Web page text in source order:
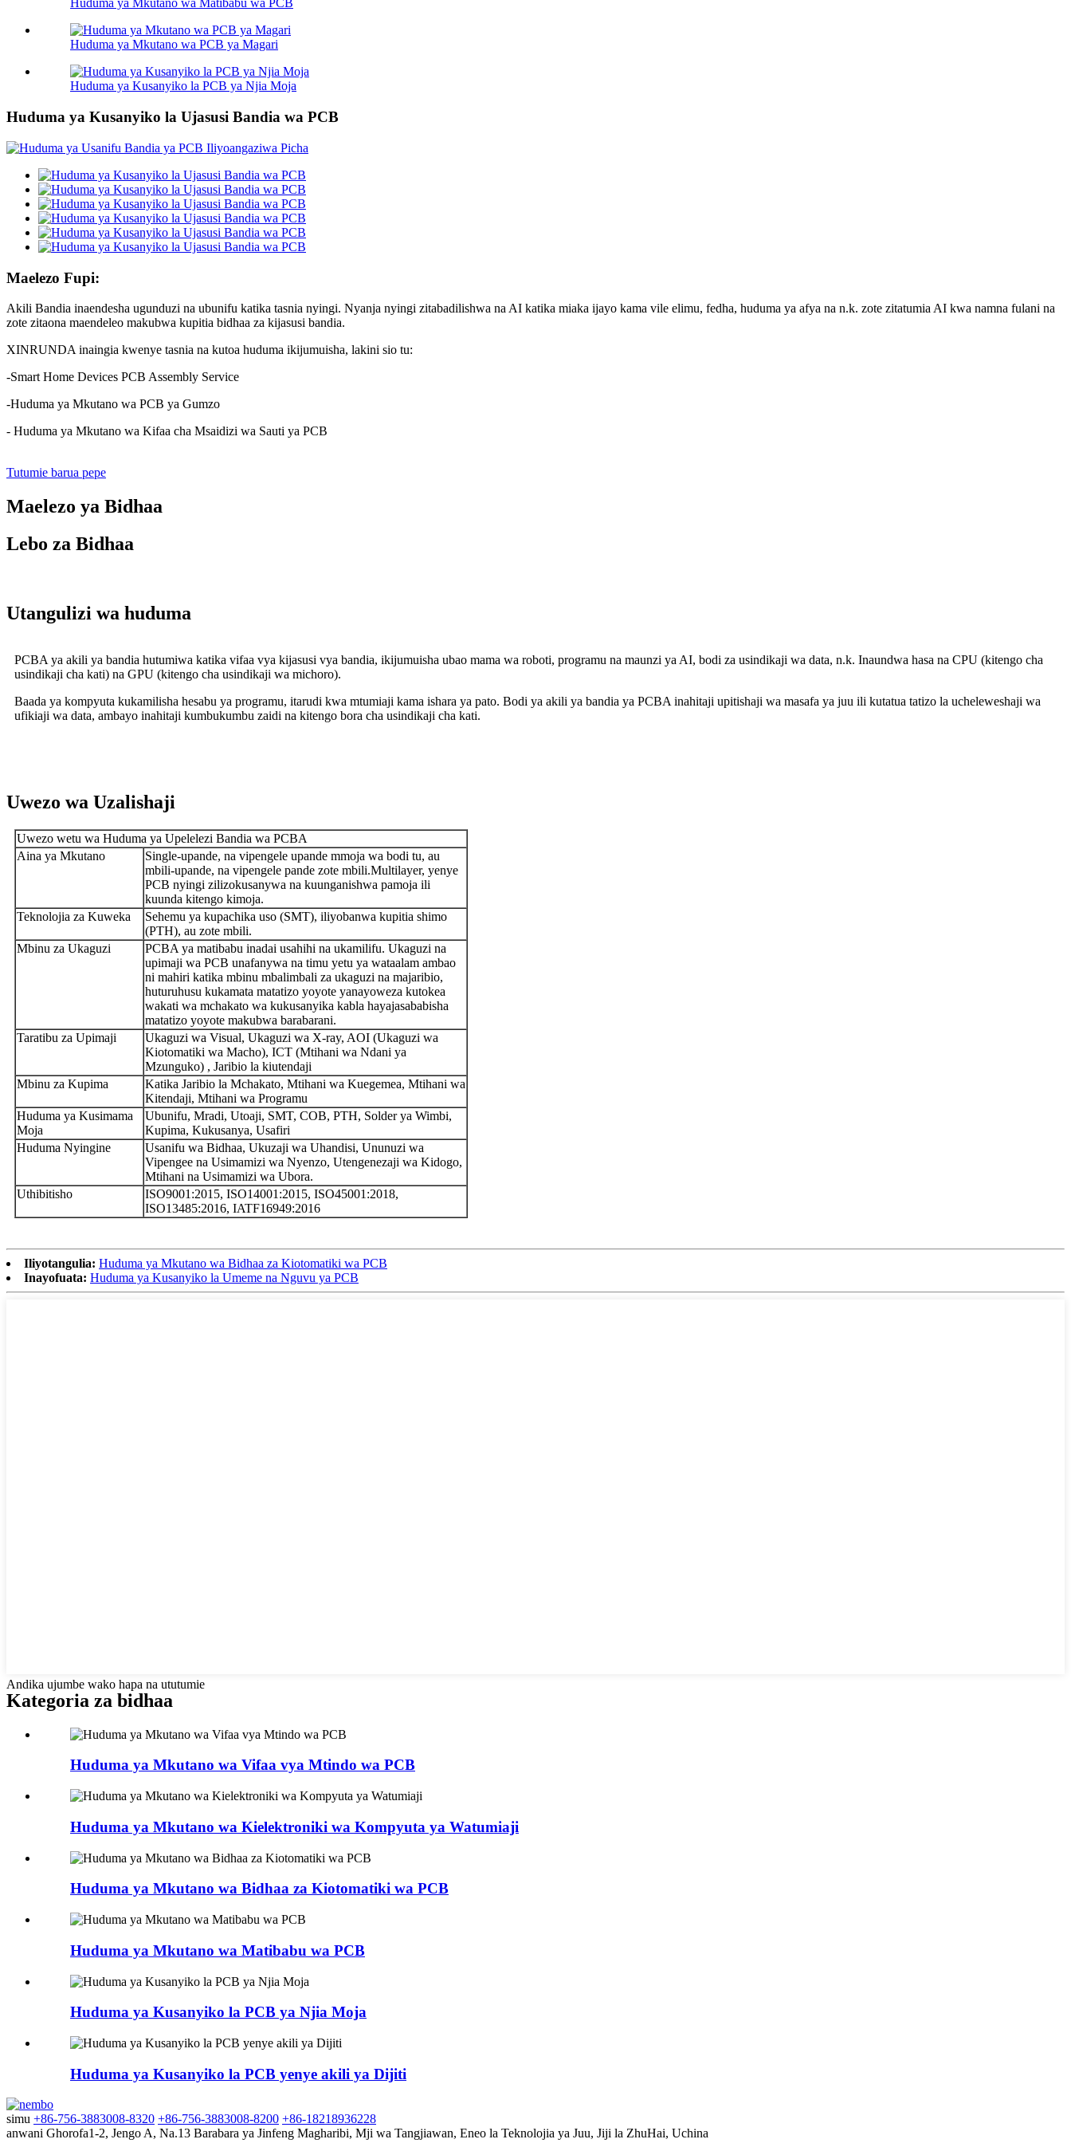
Huduma ya Mkutano wa Matibabu wa PCB
Huduma ya Mkutano wa PCB ya Magari
Huduma ya Kusanyiko la PCB ya Njia Moja
Huduma ya Kusanyiko la Ujasusi Bandia wa PCB
Maelezo Fupi:
Akili Bandia inaendesha ugunduzi na ubunifu katika tasnia nyingi. Nyanja nyingi zitabadilishwa na AI katika miaka ijayo kama vile elimu, fedha, huduma ya afya na n.k. zote zitatumia AI kwa namna fulani na
zote zitaona maendeleo makubwa kupitia bidhaa za kijasusi bandia.
XINRUNDA inaingia kwenye tasnia na kutoa huduma ikijumuisha, lakini sio tu:
-Smart Home Devices PCB Assembly Service
-Huduma ya Mkutano wa PCB ya Gumzo
- Huduma ya Mkutano wa Kifaa cha Msaidizi wa Sauti ya PCB
Tutumie barua pepe
Maelezo ya Bidhaa
Lebo za Bidhaa
Utangulizi wa huduma
PCBA ya akili ya bandia hutumiwa katika vifaa vya kijasusi vya bandia, ikijumuisha ubao mama wa roboti, programu na maunzi ya AI, bodi za usindikaji wa data, n.k. Inaundwa hasa na CPU (kitengo cha
usindikaji cha kati) na GPU (kitengo cha usindikaji wa michoro).
Baada ya kompyuta kukamilisha hesabu ya programu, itarudi kwa mtumiaji kama ishara ya pato. Bodi ya akili ya bandia ya PCBA inahitaji upitishaji wa masafa ya juu ili kutatua tatizo la ucheleweshaji wa
ufikiaji wa data, ambayo inahitaji kumbukumbu zaidi na kitengo bora cha usindikaji cha kati.
Uwezo wa Uzalishaji
Uwezo wetu wa Huduma ya Upelelezi Bandia wa PCBA
Aina ya Mkutano
Single-upande, na vipengele upande mmoja wa bodi tu, au
mbili-upande, na vipengele pande zote mbili.Multilayer, yenye
PCB nyingi zilizokusanywa na kuunganishwa pamoja ili
kuunda kitengo kimoja.
Teknolojia za Kuweka
Sehemu ya kupachika uso (SMT), iliyobanwa kupitia shimo
(PTH), au zote mbili.
Mbinu za Ukaguzi
PCBA ya matibabu inadai usahihi na ukamilifu. Ukaguzi na
upimaji wa PCB unafanywa na timu yetu ya wataalam ambao
ni mahiri katika mbinu mbalimbali za ukaguzi na majaribio,
huturuhusu kukamata matatizo yoyote yanayoweza kutokea
wakati wa mchakato wa kukusanyika kabla hayajasababisha
matatizo yoyote makubwa barabarani.
Taratibu za Upimaji
Ukaguzi wa Visual, Ukaguzi wa X-ray, AOI (Ukaguzi wa
Kiotomatiki wa Macho), ICT (Mtihani wa Ndani ya
Mzunguko) , Jaribio la kiutendaji
Mbinu za Kupima
Katika Jaribio la Mchakato, Mtihani wa Kuegemea, Mtihani wa
Kitendaji, Mtihani wa Programu
Huduma ya Kusimama
Moja
Ubunifu, Mradi, Utoaji, SMT, COB, PTH, Solder ya Wimbi,
Kupima, Kukusanya, Usafiri
Huduma Nyingine
Usanifu wa Bidhaa, Ukuzaji wa Uhandisi, Ununuzi wa
Vipengee na Usimamizi wa Nyenzo, Utengenezaji wa Kidogo,
Mtihani na Usimamizi wa Ubora.
Uthibitisho
ISO9001:2015, ISO14001:2015, ISO45001:2018,
ISO13485:2016, IATF16949:2016
Iliyotangulia: Huduma ya Mkutano wa Bidhaa za Kiotomatiki wa PCB
Inayofuata: Huduma ya Kusanyiko la Umeme na Nguvu ya PCB
Andika ujumbe wako hapa na ututumie
Kategoria za bidhaa
Huduma ya Mkutano wa Vifaa vya Mtindo wa PCB
Huduma ya Mkutano wa Kielektroniki wa Kompyuta ya Watumiaji
Huduma ya Mkutano wa Bidhaa za Kiotomatiki wa PCB
Huduma ya Mkutano wa Matibabu wa PCB
Huduma ya Kusanyiko la PCB ya Njia Moja
Huduma ya Kusanyiko la PCB yenye akili ya Dijiti
simu +86-756-3883008-8320 +86-756-3883008-8200 +86-18218936228
anwani Ghorofa1-2, Jengo A, Na.13 Barabara ya Jinfeng Magharibi, Mji wa Tangjiawan, Eneo la Teknolojia ya Juu, Jiji la ZhuHai, Uchina